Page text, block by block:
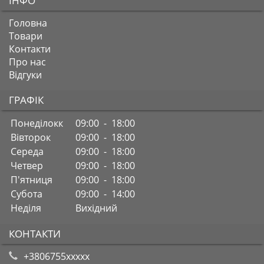
Головна
Товари
Контакти
Про нас
Відгуки
ГРАФІК
Понеділокк
09:00 - 18:00
Вівторок
09:00 - 18:00
Середа
09:00 - 18:00
Четвер
09:00 - 18:00
П'ятниця
09:00 - 18:00
Субота
09:00 - 14:00
Неділя
Вихідний
КОНТАКТИ
+3806755xxxxx